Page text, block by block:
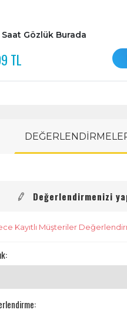
Saat Gözlük Burada
TL
Değerlendirmenizi
Kayıtlı Müşteriler